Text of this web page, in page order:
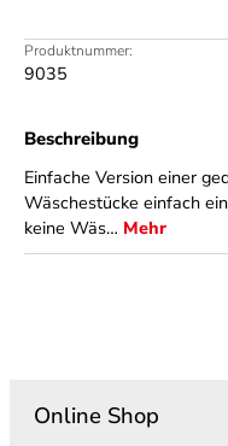
Produktnummer:
9035
Beschreibung
Einfache Version einer
Wäschestücke einfach
keine Wäs… Mehr
Online Shop